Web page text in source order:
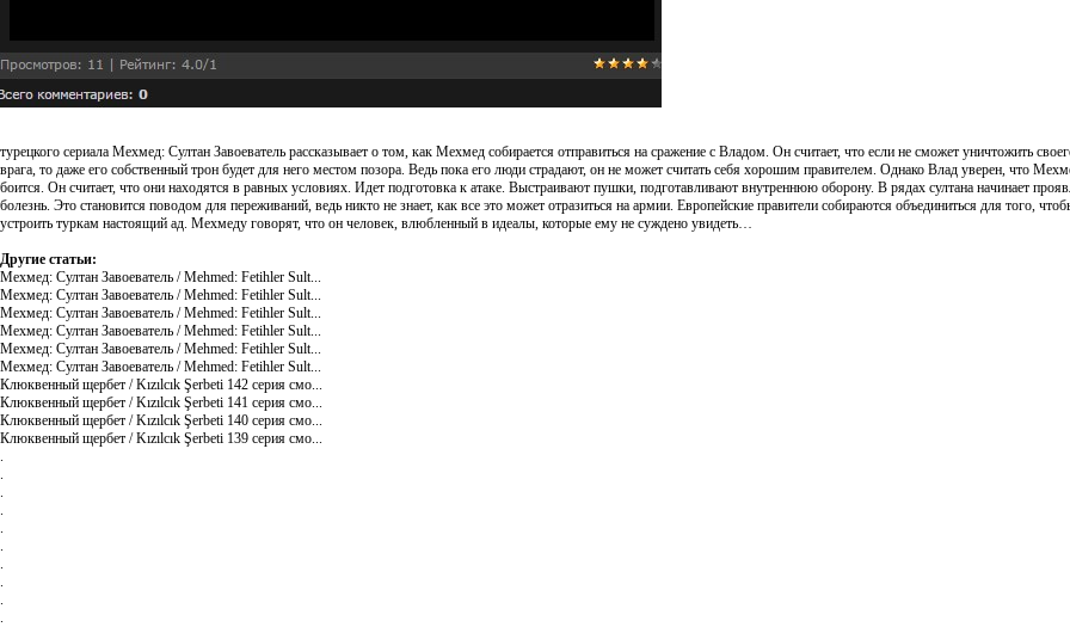
турецкого сериала Мехмед: Султан Завоеватель рассказывает о том, как Мехмед собирается отправиться на сражение с Владом. Он считает, что если не сможет уничтожить
врага, то даже его собственный трон будет для него местом позора. Ведь пока его люди страдают, он не может считать себя хорошим правителем. Однако Влад уверен, что
боится. Он считает, что они находятся в равных условиях. Идет подготовка к атаке. Выстраивают пушки, подготавливают внутреннюю оборону. В рядах султана начинает
болезнь. Это становится поводом для переживаний, ведь никто не знает, как все это может отразиться на армии. Европейские правители собираются объединиться для того,
устроить туркам настоящий ад. Мехмеду говорят, что он человек, влюбленный в идеалы, которые ему не суждено увидеть…
Другие статьи:
Мехмед: Султан Завоеватель / Mehmed: Fetihler Sult...
Мехмед: Султан Завоеватель / Mehmed: Fetihler Sult...
Мехмед: Султан Завоеватель / Mehmed: Fetihler Sult...
Мехмед: Султан Завоеватель / Mehmed: Fetihler Sult...
Мехмед: Султан Завоеватель / Mehmed: Fetihler Sult...
Мехмед: Султан Завоеватель / Mehmed: Fetihler Sult...
Клюквенный щербет / Kızılcık Şerbeti 142 серия смо...
Клюквенный щербет / Kızılcık Şerbeti 141 серия смо...
Клюквенный щербет / Kızılcık Şerbeti 140 серия смо...
Клюквенный щербет / Kızılcık Şerbeti 139 серия смо...
.
.
.
.
.
.
.
.
.
.